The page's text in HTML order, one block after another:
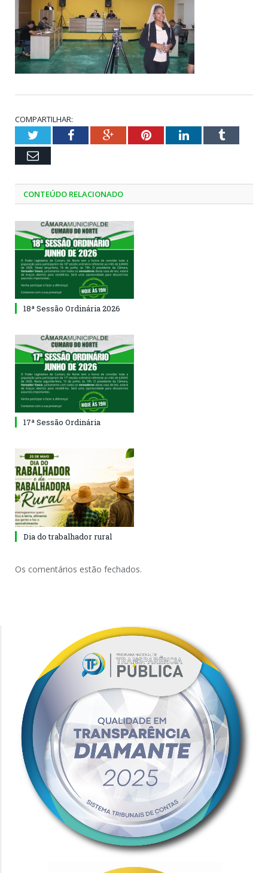
COMPARTILHAR:
TwitterFacebookGoogle+PinterestLinkedInTumblr
Email
CONTEÚDO RELACIONADO
18ª Sessão Ordinária 2026
17ª Sessão Ordinária
Dia do trabalhador rural
Os comentários estão fechados.